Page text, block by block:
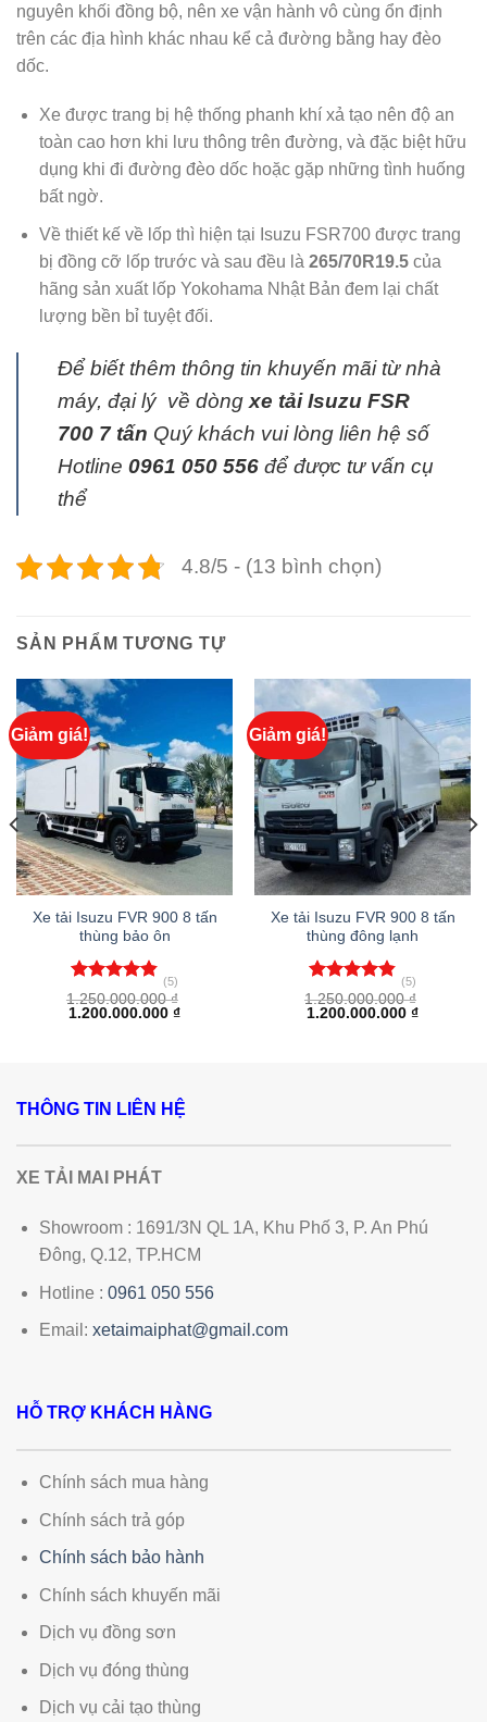
nguyên khối đồng bộ, nên xe vận hành vô cùng ổn định
trên các địa hình khác nhau kể cả đường bằng hay đèo
dốc.
Xe được trang bị hệ thống phanh khí xả tạo nên độ an
toàn cao hơn khi lưu thông trên đường, và đặc biệt hữu
dụng khi đi đường đèo dốc hoặc gặp những tình huống
bất ngờ.
Về thiết kế về lốp thì hiện tại Isuzu FSR700 được trang
bị đồng cỡ lốp trước và sau đều là 265/70R19.5của
hãng sản xuất lốp Yokohama Nhật Bản đem lại chất
lượng bền bỉ tuyệt đối.
Để biết thêm thông tin khuyến mãi từ nhà
máy, đại lý về dòng xe tải Isuzu FSR
700 7 tấn Quý khách vui lòng liên hệ số
Hotline 0961 050 556 để được tư vấn cụ
thể
4.8/5 - (13 bình chọn)
SẢN PHẨM TƯƠNG TỰ
Giảm giá!
Xe tải Isuzu FVR 900 8 tấn
thùng bảo ôn
Được xếp
hạng4.80
(5)
1.250.000.000₫
Giá
1.200.000.000 ₫Giá
Giảm giá!
Xe tải Isuzu FVR 900 8 tấn
thùng đông lạnh
Được xếp
hạng4.80
(5)
1.250.000.000₫
Giá
1.200.000.000 ₫Giá
THÔNG TIN LIÊN HỆ
XE TẢI MAI PHÁT
Showroom : 1691/3N QL 1A, Khu Phố 3, P. An Phú
Đông, Q.12, TP.HCM
Hotline : 0961 050 556
Email: xetaimaiphat@gmail.com
HỖ TRỢ KHÁCH HÀNG
Chính sách mua hàng
Chính sách trả góp
Chính sách bảo hành
Chính sách khuyến mãi
Dịch vụ đồng sơn
Dịch vụ đóng thùng
Dịch vụ cải tạo thùng